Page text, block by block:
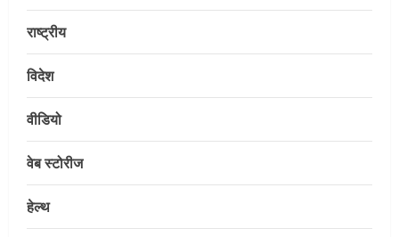
राष्ट्रीय
विदेश
वीडियो
वेब स्टोरीज
हेल्थ
E-Paper